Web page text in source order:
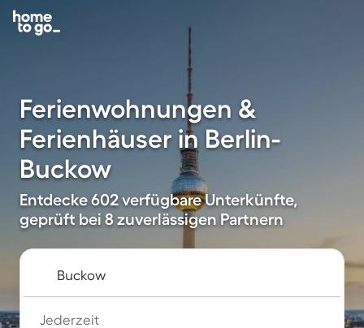
Ferienwohnungen &
Ferienhäuser in Berlin-
Buckow
Entdecke 602 verfügbare Unterkünfte,
geprüft bei 8 zuverlässigen Partnern
Jederzeit